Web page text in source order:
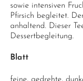
sowie intensiven
Pfirsich begleitet.
anhaltend. Dieser
Dessertbegleitung.
Blatt